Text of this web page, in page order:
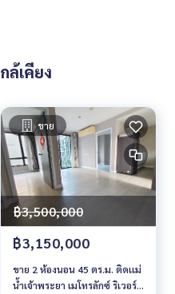
ล้เคียง
ขาย
฿3,500,000
฿3,150,000
ขาย 2 ห้องนอน 45 ตร.ม. ติดเเม่
น้ำเจ้าพระยา เมโทรลักซ์ ริเวอร์